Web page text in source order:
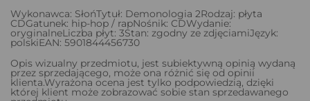
Wykonawca: SłońTytuł: Demonologia 2Rodzaj: płyta
CDGatunek: hip-hop / rapNośnik: CDWydanie:
oryginalneLiczba płyt: 3Stan: zgodny ze zdjęciamiJęzyk:
polskiEAN: 5901844456730
Opis wizualny przedmiotu, jest subiektywną opinią wydaną
przez sprzedającego, może ona różnić się od opinii
klienta.Wyrażona ocena jest tylko podpowiedzią, dzięki
której klient może zobrazować sobie stan sprzedawanego